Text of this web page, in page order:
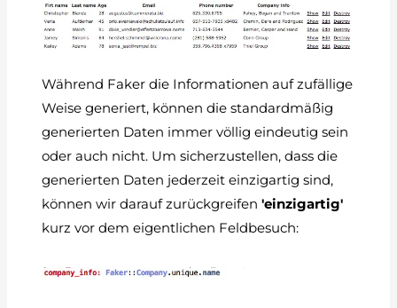
Während Faker die Informationen auf zufällige
Weise generiert, können die standardmäßig
generierten Daten immer völlig eindeutig sein
oder auch nicht. Um sicherzustellen, dass die
generierten Daten jederzeit einzigartig sind,
können wir darauf zurückgreifen'einzigartig'
kurz vor dem eigentlichen Feldbesuch: